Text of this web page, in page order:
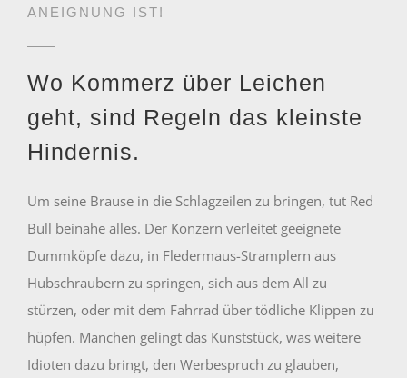
ANEIGNUNG IST!
Wo Kommerz über Leichen
geht, sind Regeln das kleinste
Hindernis.
Um seine Brause in die Schlagzeilen zu bringen, tut Red
Bull beinahe alles. Der Konzern verleitet geeignete
Dummköpfe dazu, in Fledermaus-Stramplern aus
Hubschraubern zu springen, sich aus dem All zu
stürzen, oder mit dem Fahrrad über tödliche Klippen zu
hüpfen. Manchen gelingt das Kunststück, was weitere
Idioten dazu bringt, den Werbespruch zu glauben,